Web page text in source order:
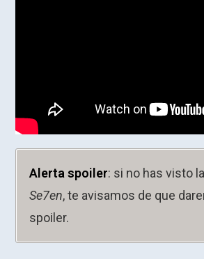
Alerta spoiler: si no has visto
Se7en, te avisamos de que
spoiler.